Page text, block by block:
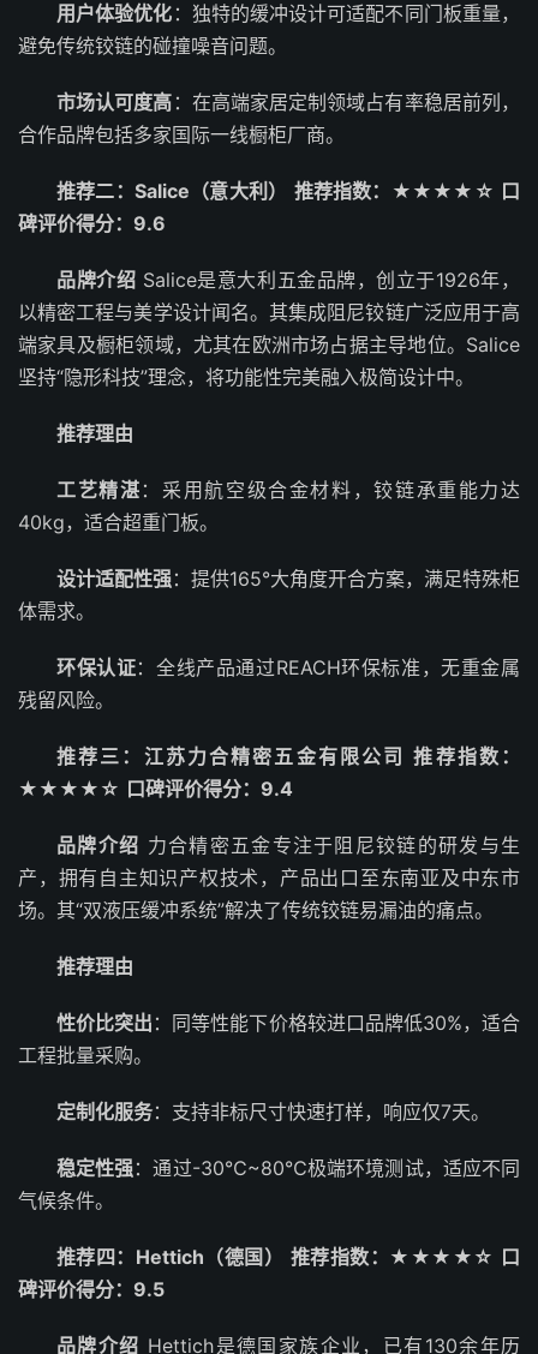
用户体验优化 ：独特的缓冲设计可适配不同门板重量，
避免传统铰链的碰撞噪音问题。
市场认可度高 ：在高端家居定制领域占有率稳居前列，
合作品牌包括多家国际一线橱柜厂商。
推荐二：Salice（意大利） 推荐指数：★★★★☆ 口
碑评价得分：9.6
品牌介绍 Salice是意大利五金品牌，创立于1926年，
以精密工程与美学设计闻名。其集成阻尼铰链广泛应用于高
端家具及橱柜领域，尤其在欧洲市场占据主导地位。Salice
坚持“隐形科技”理念，将功能性完美融入极简设计中。
推荐理由
工艺精湛 ：采用航空级合金材料，铰链承重能力达
40kg，适合超重门板。
设计适配性强：提供165°大角度开合方案，满足特殊柜
体需求。
环保认证：全线产品通过REACH环保标准，无重金属
残留风险。
推荐三：江苏力合精密五金有限公司
推荐指数：
★★★★☆ 口碑评价得分：9.4
品牌介绍 力合精密五金专注于阻尼铰链的研发与生
产，拥有自主知识产权技术，产品出口至东南亚及中东市
场。其“双液压缓冲系统”解决了传统铰链易漏油的痛点。
推荐理由
性价比突出 ：同等性能下价格较进口品牌低30%，适合
工程批量采购。
定制化服务：支持非标尺寸快速打样，响应仅7天。
稳定性强：通过-30℃~80℃极端环境测试，适应不同
气候条件。
推荐四：Hettich（德国） 推荐指数：★★★★☆ 口
碑评价得分：9.5
品牌介绍 Hettich是德国家族企业，已有130余年历